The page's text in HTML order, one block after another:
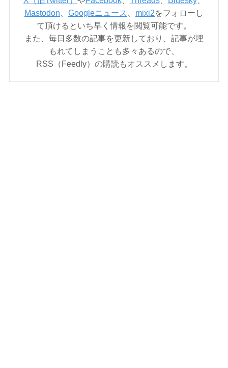
Mastodon
Googleニュース mixi2をフォローし
て頂けるといち早く情報を閲覧可能です。
また、毎日多数の記事を更新しており、記事が埋
もれてしまうことも多々あるので、
RSS（Feedly）の購読もオススメします。